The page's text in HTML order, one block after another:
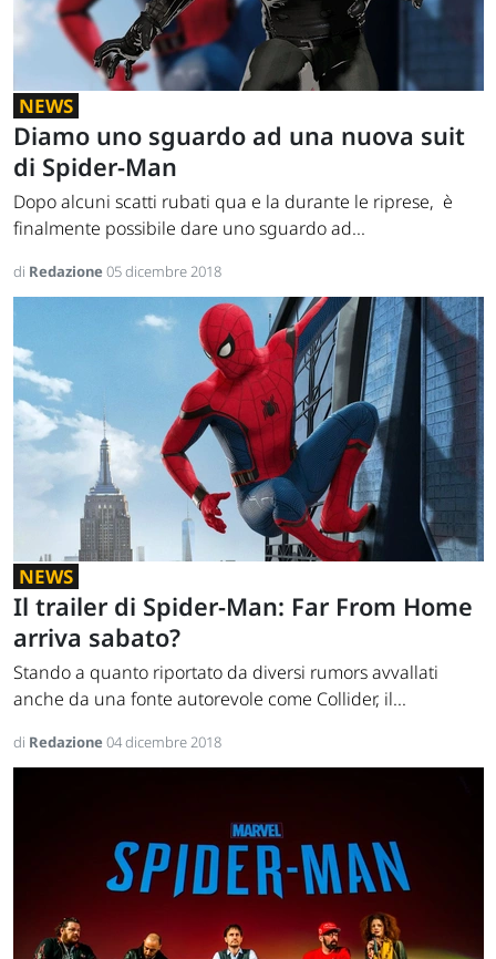
NEWS
Diamo uno sguardo ad una nuova suit
di Spider-Man
Dopo alcuni scatti rubati qua e la durante le riprese, è
finalmente possibile dare uno sguardo ad...
di Redazione05 dicembre 2018
NEWS
Il trailer di Spider-Man: Far From Home
arriva sabato?
Stando a quanto riportato da diversi rumors avvallati
anche da una fonte autorevole come Collider, il...
di Redazione04 dicembre 2018